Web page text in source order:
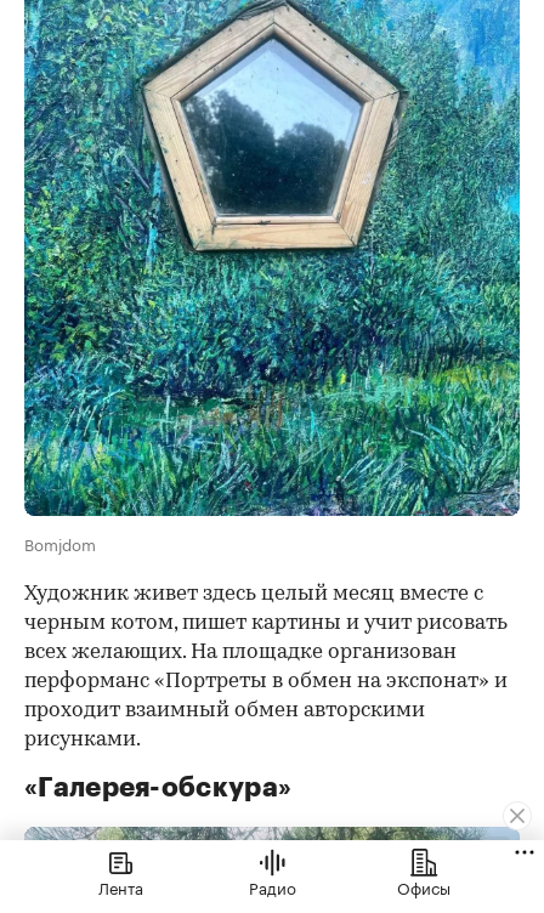
Bomjdom
Художник живет здесь целый месяц вместе с
черным котом, пишет картины и учит рисовать
всех желающих. На площадке организован
перформанс «Портреты в обмен на экспонат» и
проходит взаимный обмен авторскими
рисунками.
«Галерея-обскура»
Лента Радио Офисы